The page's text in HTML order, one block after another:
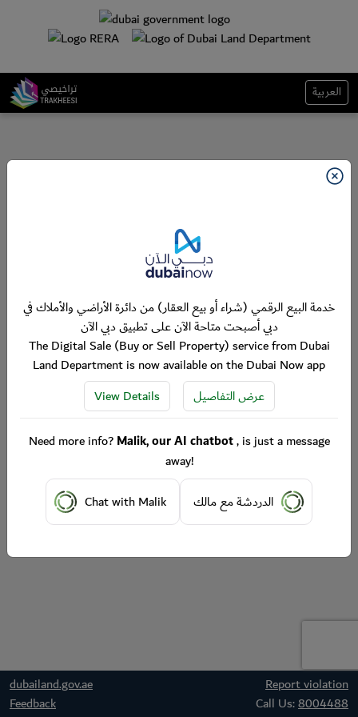
العربية
dubailand.gov.ae
Report violation
Feedback
Call Us:8004488
خدمة البيع الرقمي (شراء أو بيع العقار) من دائرة الأراضي والأملاك في
دبي أصبحت متاحة الآن على تطبيق دبي الآن
The Digital Sale (Buy or Sell Property) service from Dubai
Land Department is now available on the Dubai Now app
View Details
عرض التفاصيل
Need more info?Malik, our AI chatbot, is just a message
away!
Chat with Malik
الدردشة مع مالك